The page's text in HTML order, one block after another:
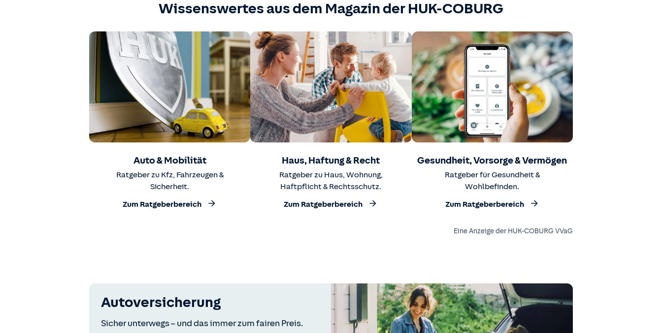
Wissenswertes aus dem Magazin der HUK-COBURG
Auto & Mobilität
Ratgeber zu Kfz, Fahrzeugen &
Sicherheit.
Zum Ratgeberbereich
Haus, Haftung & Recht
Ratgeber zu Haus, Wohnung,
Haftpflicht & Rechtsschutz.
Zum Ratgeberbereich
Gesundheit, Vorsorge & Vermögen
Ratgeber für Gesundheit &
Wohlbefinden.
Zum Ratgeberbereich
Eine Anzeige der HUK-COBURG VVaG
Autoversicherung
Sicher unterwegs – und das immer zum fairen Preis.